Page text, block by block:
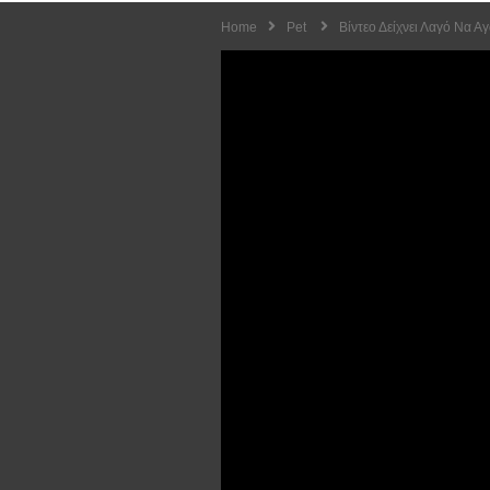
Home Pet Βίντεο Δείχνει Λαγό Να